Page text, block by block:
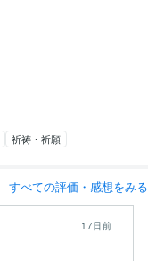
祈祷・祈願
すべての評価・感想をみる
17日前